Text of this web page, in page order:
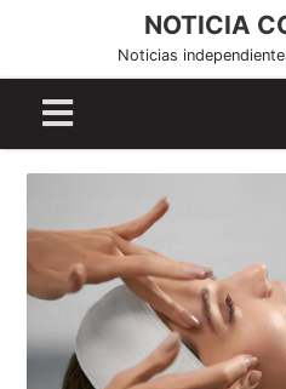
i
NOTICIA
Noticias